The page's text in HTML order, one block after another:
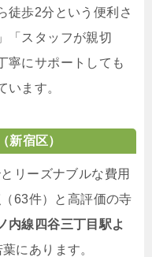
徒歩2分という便利さ
「スタッフが親切
寧にサポートしても
います。
新宿区）
とリーズナブルな費用
（63件）と高評価の寺
内線四谷三丁目駅よ
にあります。